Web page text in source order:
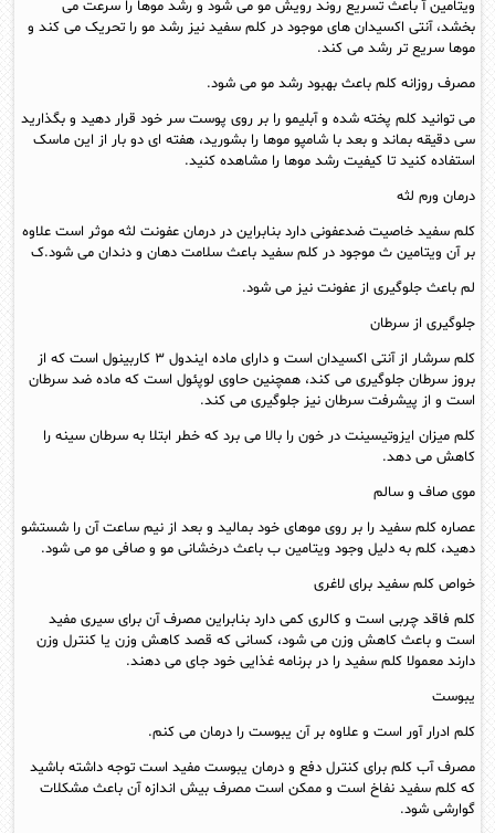
ویتامین آ باعث تسریع روند رویش مو می شود و رشد موها را سرعت می
بخشد، آنتی اکسیدان های موجود در کلم سفید نیز رشد مو را تحریک می کند و
موها سریع تر رشد می کند.
مصرف روزانه کلم باعث بهبود رشد مو می شود.
می توانید کلم پخته شده و آبلیمو را بر روی پوست سر خود قرار دهید و بگذارید
سی دقیقه بماند و بعد با شامپو موها را بشورید، هفته ای دو بار از این ماسک
استفاده کنید تا کیفیت رشد موها را مشاهده کنید.
درمان ورم لثه
کلم سفید خاصیت ضدعفونی دارد بنابراین در درمان عفونت لثه موثر است علاوه
بر آن ویتامین ث موجود در کلم سفید باعث سلامت دهان و دندان می شود.ک
لم باعث جلوگیری از عفونت نیز می شود.
جلوگیری از سرطان
کلم سرشار از آنتی اکسیدان است و دارای ماده ایندول ۳ کاربینول است که از
بروز سرطان جلوگیری می کند، همچنین حاوی لوپئول است که ماده ضد سرطان
است و از پیشرفت سرطان نیز جلوگیری می کند.
کلم میزان ایزوتیسینت در خون را بالا می برد که خطر ابتلا به سرطان سینه را
کاهش می دهد.
موی صاف و سالم
عصاره کلم سفید را بر روی موهای خود بمالید و بعد از نیم ساعت آن را شستشو
دهید، کلم به دلیل وجود ویتامین ب باعث درخشانی مو و صافی مو می شود.
خواص کلم سفید برای لاغری
کلم فاقد چربی است و کالری کمی دارد بنابراین مصرف آن برای سیری مفید
است و باعث کاهش وزن می شود، کسانی که قصد کاهش وزن یا کنترل وزن
دارند معمولا کلم سفید را در برنامه غذایی خود جای می دهند.
یبوست
کلم ادرار آور است و علاوه بر آن یبوست را درمان می کنم.
مصرف آب کلم برای کنترل دفع و درمان یبوست مفید است توجه داشته باشید
که کلم سفید نفاخ است و ممکن است مصرف بیش اندازه آن باعث مشکلات
گوارشی شود.